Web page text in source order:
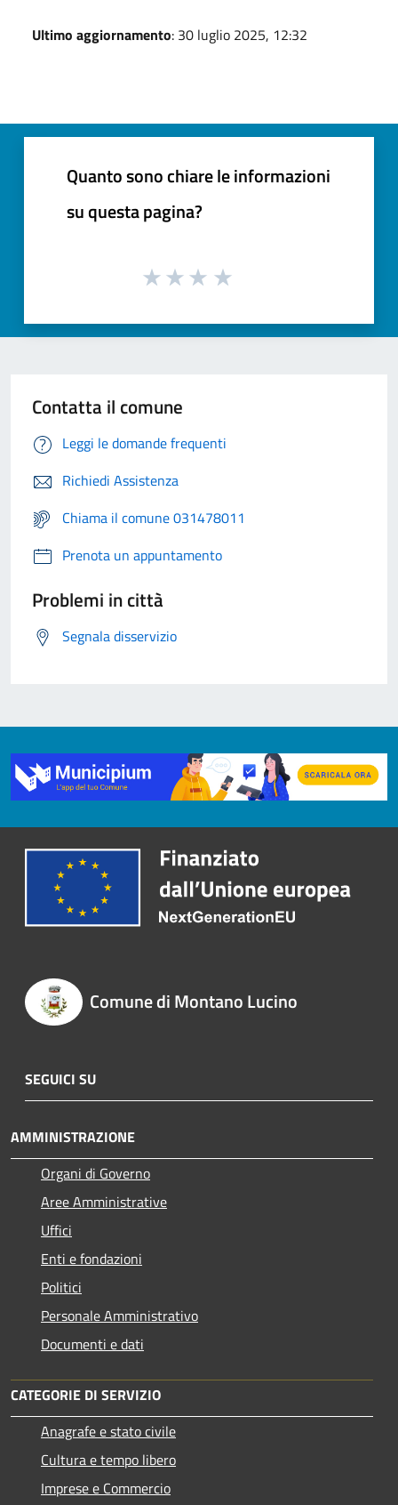
Ultimo aggiornamento: 30 luglio 2025, 12:32
Quanto sono chiare le informazioni
su questa pagina?
Contatta il comune
Leggi le domande frequenti
Richiedi Assistenza
Chiama il comune 031478011
Prenota un appuntamento
Problemi in città
Segnala disservizio
Comune di Montano Lucino
SEGUICI SU
AMMINISTRAZIONE
Organi di Governo
Aree Amministrative
Uffici
Enti e fondazioni
Politici
Personale Amministrativo
Documenti e dati
CATEGORIE DI SERVIZIO
Anagrafe e stato civile
Cultura e tempo libero
Imprese e Commercio